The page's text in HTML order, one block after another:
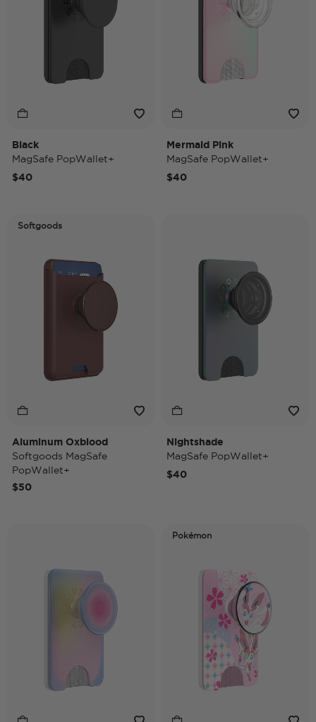
Black
MagSafe PopWallet+
$40
Mermaid Pink
MagSafe PopWallet+
$40
Softgoods
Aluminum Oxblood
Softgoods MagSafe
PopWallet+
$50
Nightshade
MagSafe PopWallet+
$40
Pokémon